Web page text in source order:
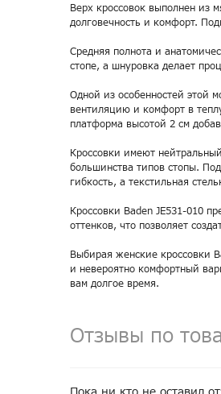
Верх кроссовок выполнен из
долговечность и комфорт.
Средняя полнота и
стопе, а шнуровка делает
Одной из особенностей этой
вентиляцию и комфорт в
платформа высотой 2 см
Кроссовки имеют
большинства типов стопы.
гибкость, а текстильная
Кроссовки Baden JE531-010
оттенков, что позволяет
Выбирая женские кроссовки
и невероятно комфортный
вам долгое время.
Отзывы по